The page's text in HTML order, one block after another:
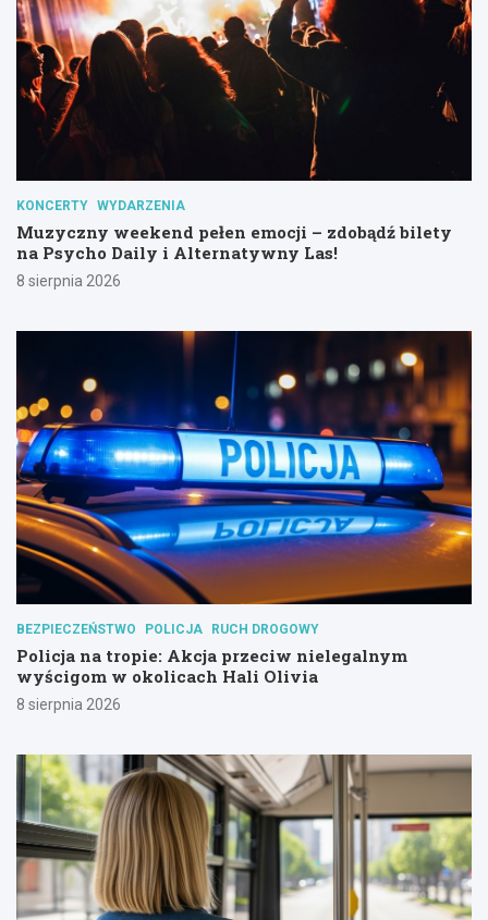
KONCERTY WYDARZENIA
Muzyczny weekend pełen emocji – zdobądź bilety
na Psycho Daily i Alternatywny Las!
8 sierpnia 2026
BEZPIECZEŃSTWO POLICJA RUCH DROGOWY
Policja na tropie: Akcja przeciw nielegalnym
wyścigom w okolicach Hali Olivia
8 sierpnia 2026